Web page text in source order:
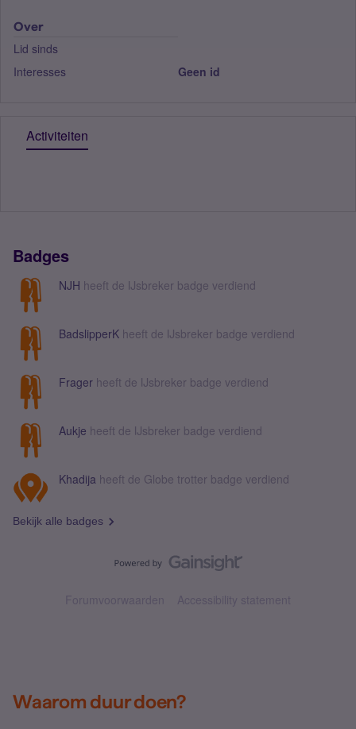
Over
Lid sinds
Interesses
Geen id
Activiteiten
Badges
NJH heeft de IJsbreker badge verdiend
BadslipperK heeft de IJsbreker badge verdiend
Frager heeft de IJsbreker badge verdiend
Aukje heeft de IJsbreker badge verdiend
Khadija heeft de Globe trotter badge verdiend
Bekijk alle badges
Forumvoorwaarden Accessibility statement
Waarom duur doen?